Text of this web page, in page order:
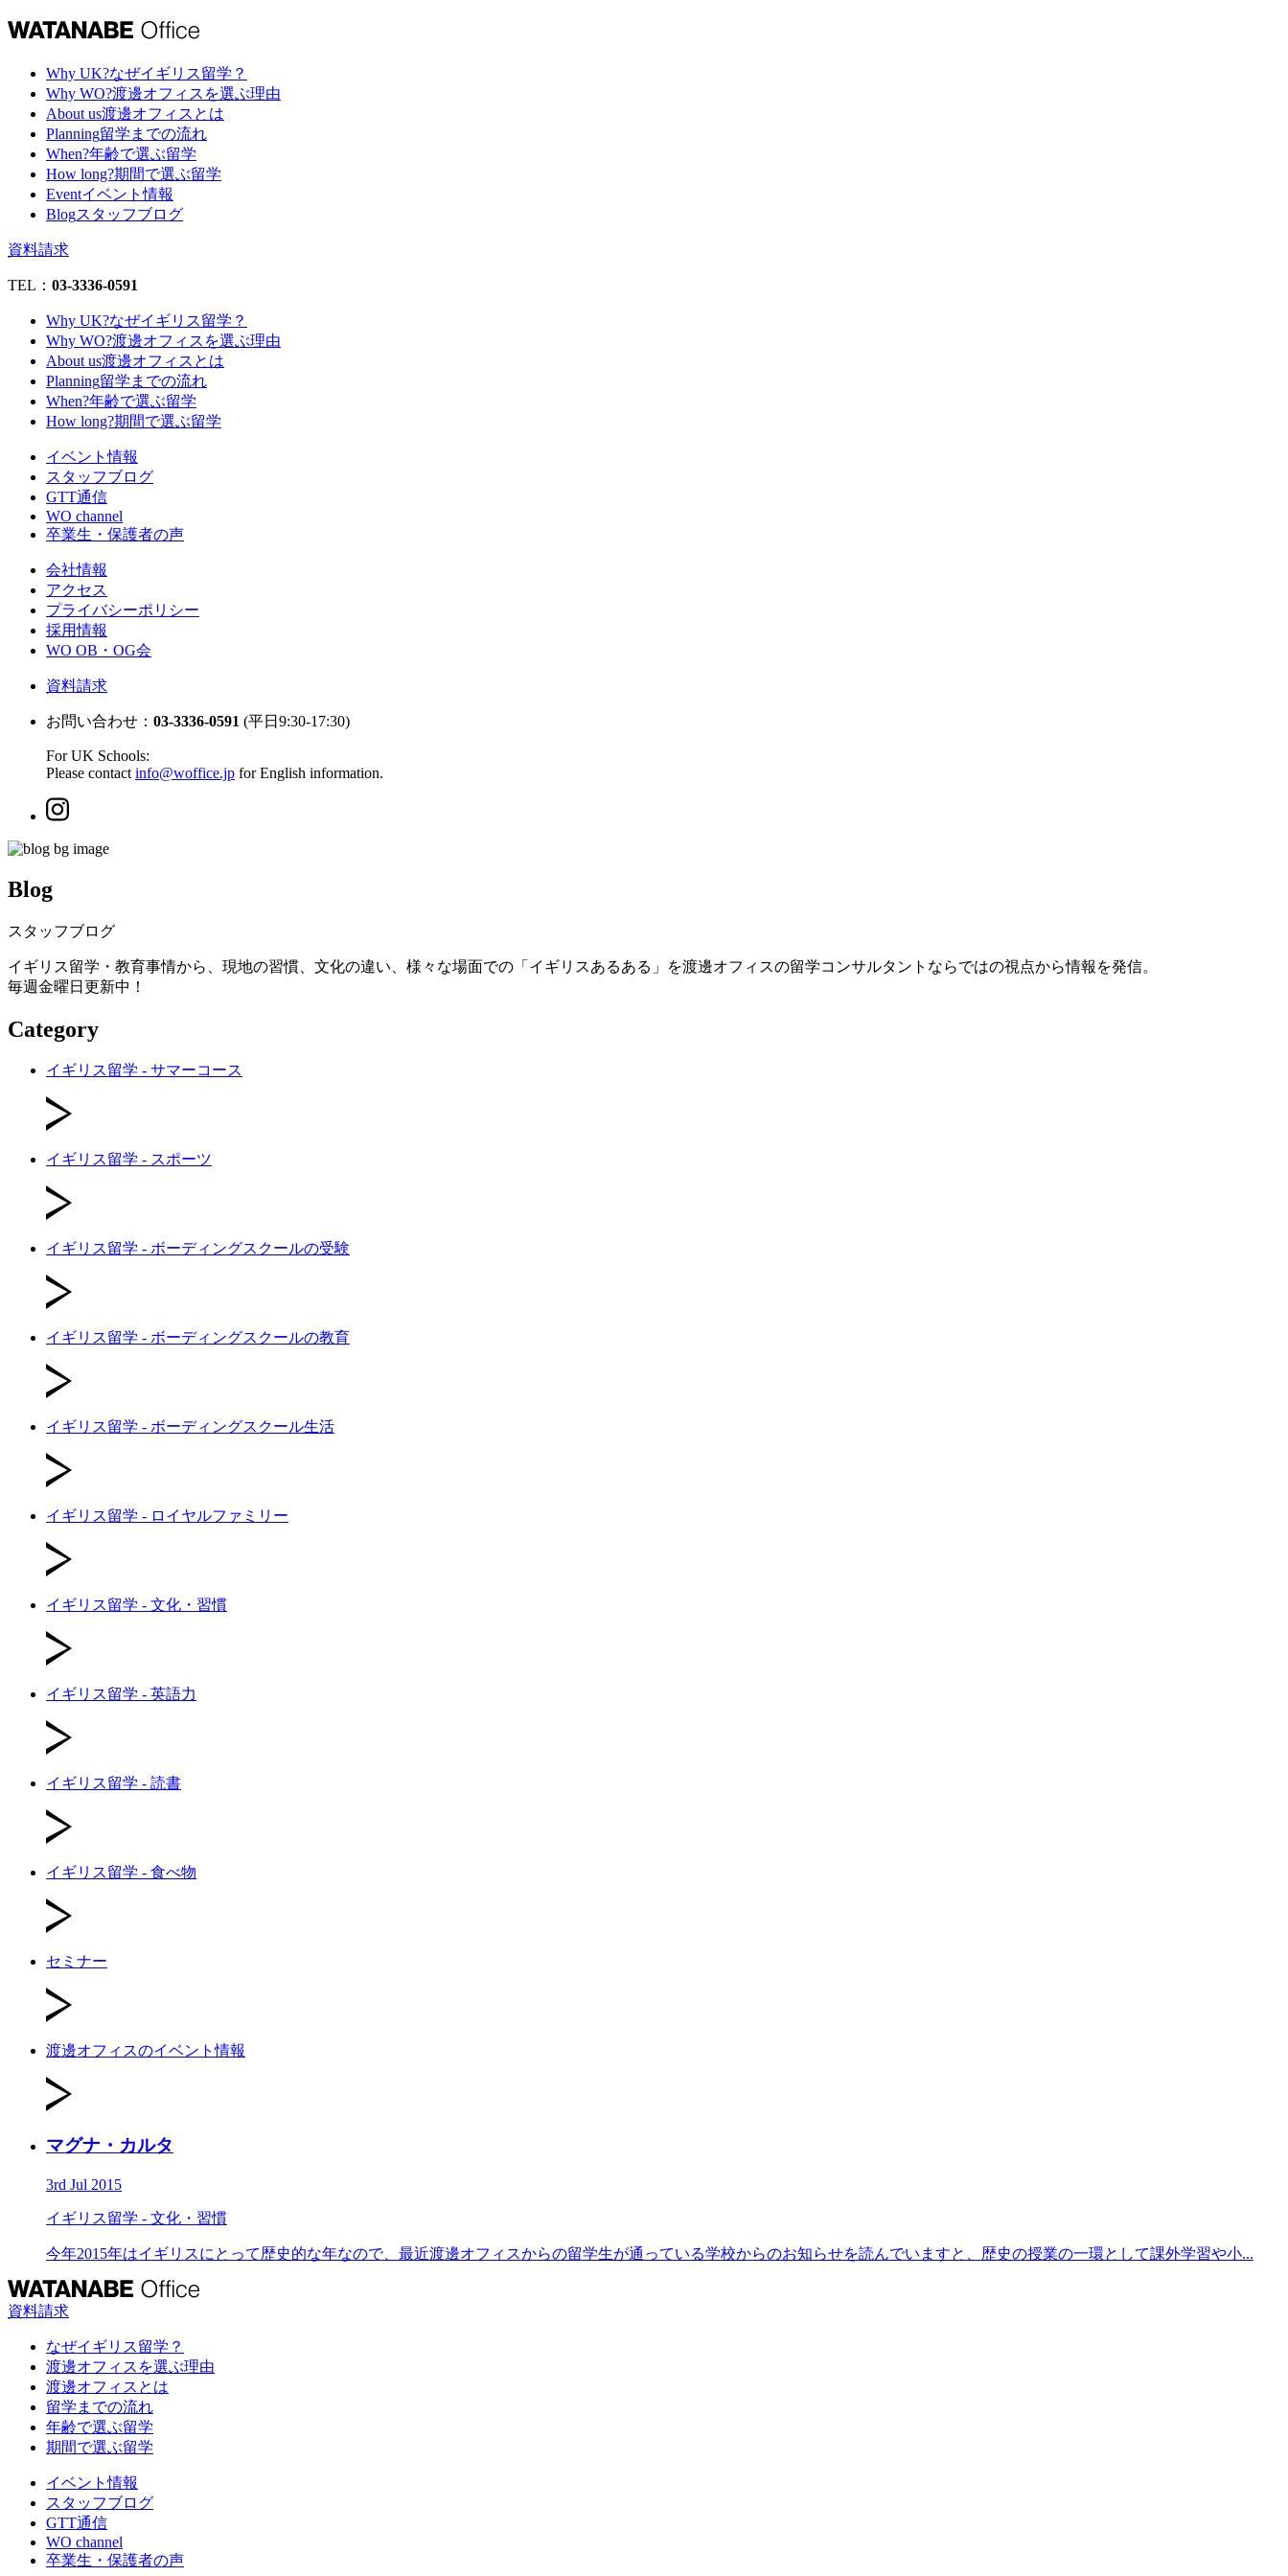
Why UK?なぜイギリス留学？
Why WO?渡邊オフィスを選ぶ理由
About us渡邊オフィスとは
Planning留学までの流れ
When?年齢で選ぶ留学
How long?期間で選ぶ留学
Eventイベント情報
Blogスタッフブログ
資料請求
TEL： 03-3336-0591
Why UK?なぜイギリス留学？
Why WO?渡邊オフィスを選ぶ理由
About us渡邊オフィスとは
Planning留学までの流れ
When?年齢で選ぶ留学
How long?期間で選ぶ留学
イベント情報
スタッフブログ
GTT通信
WO channel
卒業生・保護者の声
会社情報
アクセス
プライバシーポリシー
採用情報
WO OB・OG会
資料請求
お問い合わせ： 03-3336-0591 (平日9:30-17:30)
For UK Schools:
Please contact info@woffice.jp for English information.
Blog
スタッフブログ
イギリス留学・教育事情から、現地の習慣、文化の違い、様々な場面での「イギリスあるある」を渡邊オフィスの留学コンサルタントならではの視点から情報を発信。
毎週金曜日更新中！
Category
イギリス留学 - サマーコース
イギリス留学 - スポーツ
イギリス留学 - ボーディングスクールの受験
イギリス留学 - ボーディングスクールの教育
イギリス留学 - ボーディングスクール生活
イギリス留学 - ロイヤルファミリー
イギリス留学 - 文化・習慣
イギリス留学 - 英語力
イギリス留学 - 読書
イギリス留学 - 食べ物
セミナー
渡邊オフィスのイベント情報
マグナ・カルタ
3rd Jul 2015
イギリス留学 - 文化・習慣
今年2015年はイギリスにとって歴史的な年なので、最近渡邊オフィスからの留学生が通っている学校からのお知らせを読んでいますと、歴史の授業の一環として課外学習や小...
資料請求
なぜイギリス留学？
渡邊オフィスを選ぶ理由
渡邊オフィスとは
留学までの流れ
年齢で選ぶ留学
期間で選ぶ留学
イベント情報
スタッフブログ
GTT通信
WO channel
卒業生・保護者の声